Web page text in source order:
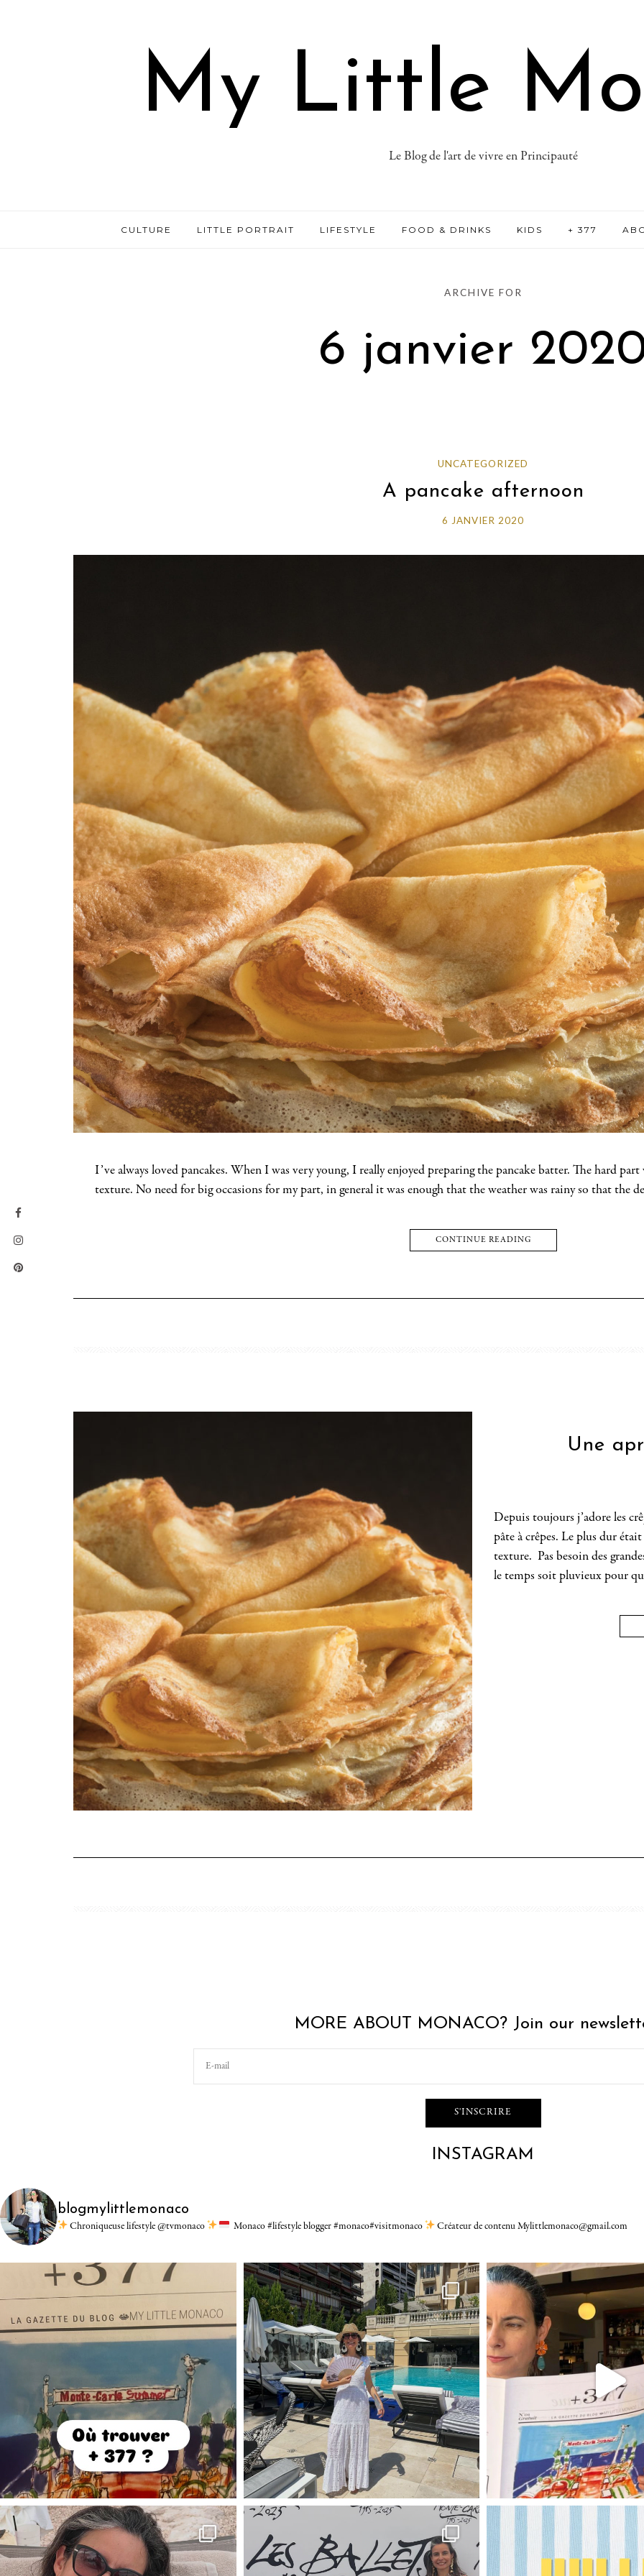
My Little
Le Blog de l'art de vivre en Principauté
CULTURE LITTLE PORTRAIT LIFESTYLE FOOD & DRINKS KIDS + 377
ARCHIVE FOR
6 janvier
UNCATEGORIZED
A pancake afternoon
6 JANVIER 2020
I’ve always loved pancakes. When I was very young, I really enjoyed preparing the pancake batter. The hard
texture. No need for big occasions for my part, in general it was enough that the weather was rainy so that the
CONTINUE READING
Une
Depuis toujours j’adore les
pâte à crêpes. Le plus dur
texture. Pas besoin des
le temps soit pluvieux pour
MORE ABOUT MONACO? Join our
INSTAGRAM
blogmylittlemonaco
Chroniqueuse lifestyle @tvmonaco Monaco #lifestyle blogger #monaco#visitmonaco Créateur de contenu Mylittlemonaco@gmail.com